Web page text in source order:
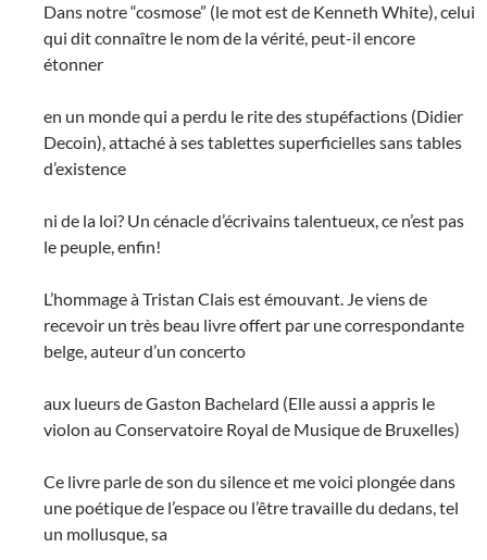
Dans notre “cosmose” (le mot est de Kenneth White), celui
qui dit connaître le nom de la vérité, peut-il encore
étonner
en un monde qui a perdu le rite des stupéfactions (Didier
Decoin), attaché à ses tablettes superficielles sans tables
d’existence
ni de la loi? Un cénacle d’écrivains talentueux, ce n’est pas
le peuple, enfin!
L’hommage à Tristan Clais est émouvant. Je viens de
recevoir un très beau livre offert par une correspondante
belge, auteur d’un concerto
aux lueurs de Gaston Bachelard (Elle aussi a appris le
violon au Conservatoire Royal de Musique de Bruxelles)
Ce livre parle de son du silence et me voici plongée dans
une poétique de l’espace ou l’être travaille du dedans, tel
un mollusque, sa